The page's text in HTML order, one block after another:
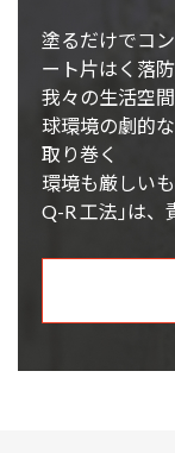
塗るだけでコ
ート片はく落
我々の生活空
球環境の劇的
取り巻く
環境も厳しい
Q-R 工法｣は、